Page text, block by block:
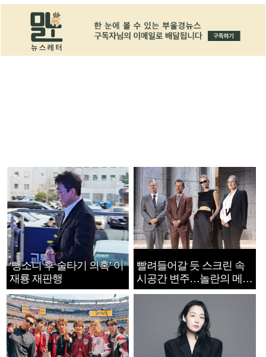
‘뺑소니 후 술타기 의혹’ 이
재룡 재판행
빨려들어갈 듯 스크린 속
시공간 변주…놀란의 메시
지는 ‘전쟁 속죄’